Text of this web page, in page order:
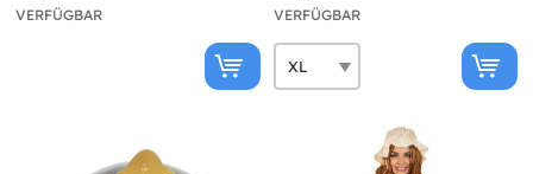
VERFÜGBAR VERFÜGBAR